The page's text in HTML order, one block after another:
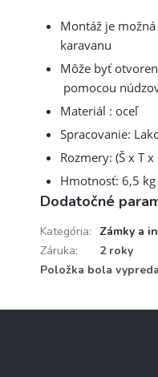
Montáž je
karavanu
Môže byť
pomocou
Materiál : oceľ
Spracovanie:
Rozmery: (Š x T
Hmotnosť: 6,5 kg
Dodatočné
Kategória:
Zámky a
Záruka:
2 roky
Položka bola